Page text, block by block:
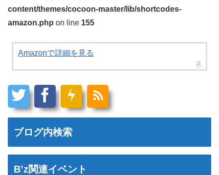
content/themes/cocoon-master/lib/shortcodes-
amazon.php on line 155
Amazonで詳細を見る
ブログ内検索
B’z関連イベント